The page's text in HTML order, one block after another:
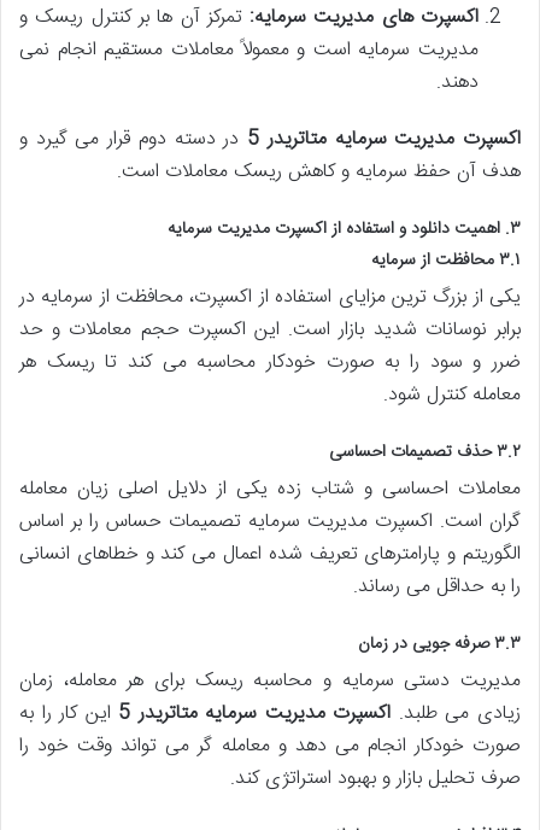
اکسپرت های مدیریت سرمایه: تمرکز آن ها بر کنترل ریسک و
مدیریت سرمایه است و معمولاً معاملات مستقیم انجام نمی
دهند.
اکسپرت مدیریت سرمایه متاتریدر 5
در دسته دوم قرار می گیرد و
هدف آن حفظ سرمایه و کاهش ریسک معاملات است.
۳. اهمیت دانلود و استفاده از اکسپرت مدیریت سرمایه
۳.۱ محافظت از سرمایه
یکی از بزرگ ترین مزایای استفاده از اکسپرت، محافظت از سرمایه در
برابر نوسانات شدید بازار است. این اکسپرت حجم معاملات و حد
ضرر و سود را به صورت خودکار محاسبه می کند تا ریسک هر
معامله کنترل شود.
۳.۲ حذف تصمیمات احساسی
معاملات احساسی و شتاب زده یکی از دلایل اصلی زیان معامله
گران است. اکسپرت مدیریت سرمایه تصمیمات حساس را بر اساس
الگوریتم و پارامترهای تعریف شده اعمال می کند و خطاهای انسانی
را به حداقل می رساند.
۳.۳ صرفه جویی در زمان
مدیریت دستی سرمایه و محاسبه ریسک برای هر معامله، زمان
زیادی می طلبد. اکسپرت مدیریت سرمایه متاتریدر 5
این کار را به
صورت خودکار انجام می دهد و معامله گر می تواند وقت خود را
صرف تحلیل بازار و بهبود استراتژی کند.